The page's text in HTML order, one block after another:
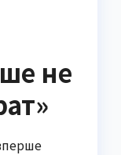
не